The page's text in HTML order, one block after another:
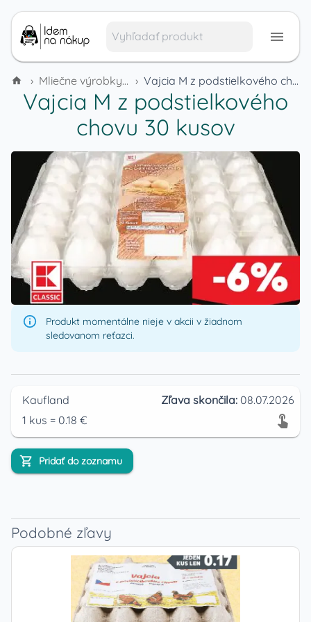
› Mliečne výrobky a vajcia › Vajcia M z podstielkového chovu 30 kusov
Vajcia M z podstielkového
chovu 30 kusov
Produkt momentálne nieje v akcii v žiadnom
sledovanom reťazci.
Kaufland Zľava skončila: 08.07.2026
1 kus = 0.18 €
Pridať do zoznamu
Podobné zľavy